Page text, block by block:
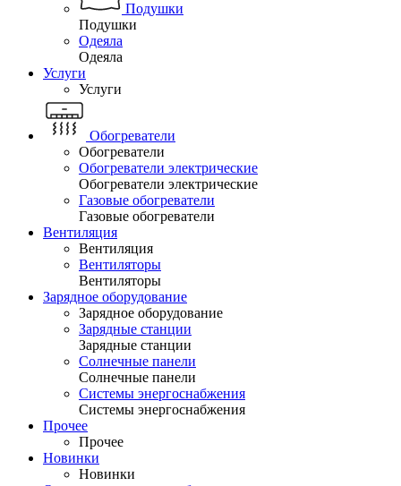
Подушки
Подушки
Одеяла
Одеяла
Услуги
Услуги
Обогреватели
Обогреватели
Обогреватели электрические
Обогреватели электрические
Газовые обогреватели
Газовые обогреватели
Вентиляция
Вентиляция
Вентиляторы
Вентиляторы
Зарядное оборудование
Зарядное оборудование
Зарядные станции
Зарядные станции
Солнечные панели
Солнечные панели
Системы энергоснабжения
Системы энергоснабжения
Прочее
Прочее
Новинки
Новинки